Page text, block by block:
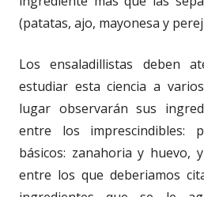
(patatas, ajo, mayonesa y
Los ensaladillistas deben
estudiar esta ciencia a
lugar observarán sus
entre los imprescindibles:
básicos: zanahoria y huevo,
entre los que deberiamos